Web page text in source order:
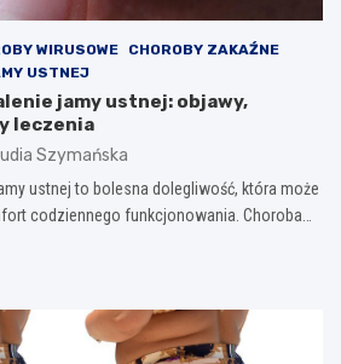
WIRUSOWE
CHOROBY ZAKAŹNE
USTNEJ
jamy ustnej: objawy,
leczenia
Szymańska
ustnej to bolesna dolegliwość, która może
codziennego funkcjonowania. Choroba…